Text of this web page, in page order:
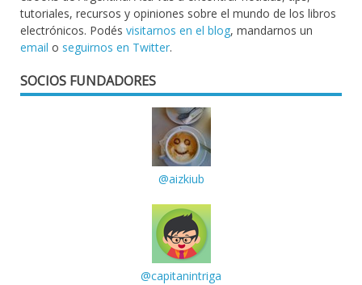
tutoriales, recursos y opiniones sobre el mundo de los libros
electrónicos. Podés visitarnos en el blog, mandarnos un
email o seguirnos en Twitter.
SOCIOS FUNDADORES
@aizkiub
@capitanintriga